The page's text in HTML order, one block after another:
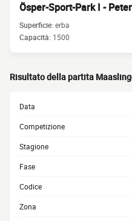
Ösper-Sport-Park I -
Superficie:erba
Capacità: 1500
Risultato della partita
Data
Competizione
Stagione
Fase
Codice
Zona